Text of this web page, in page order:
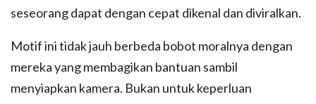
seseorang dapat dengan cepat dikenal dan diviralkan.
Motif ini tidak jauh berbeda bobot moralnya dengan
mereka yang membagikan bantuan sambil
menyiapkan kamera. Bukan untuk keperluan